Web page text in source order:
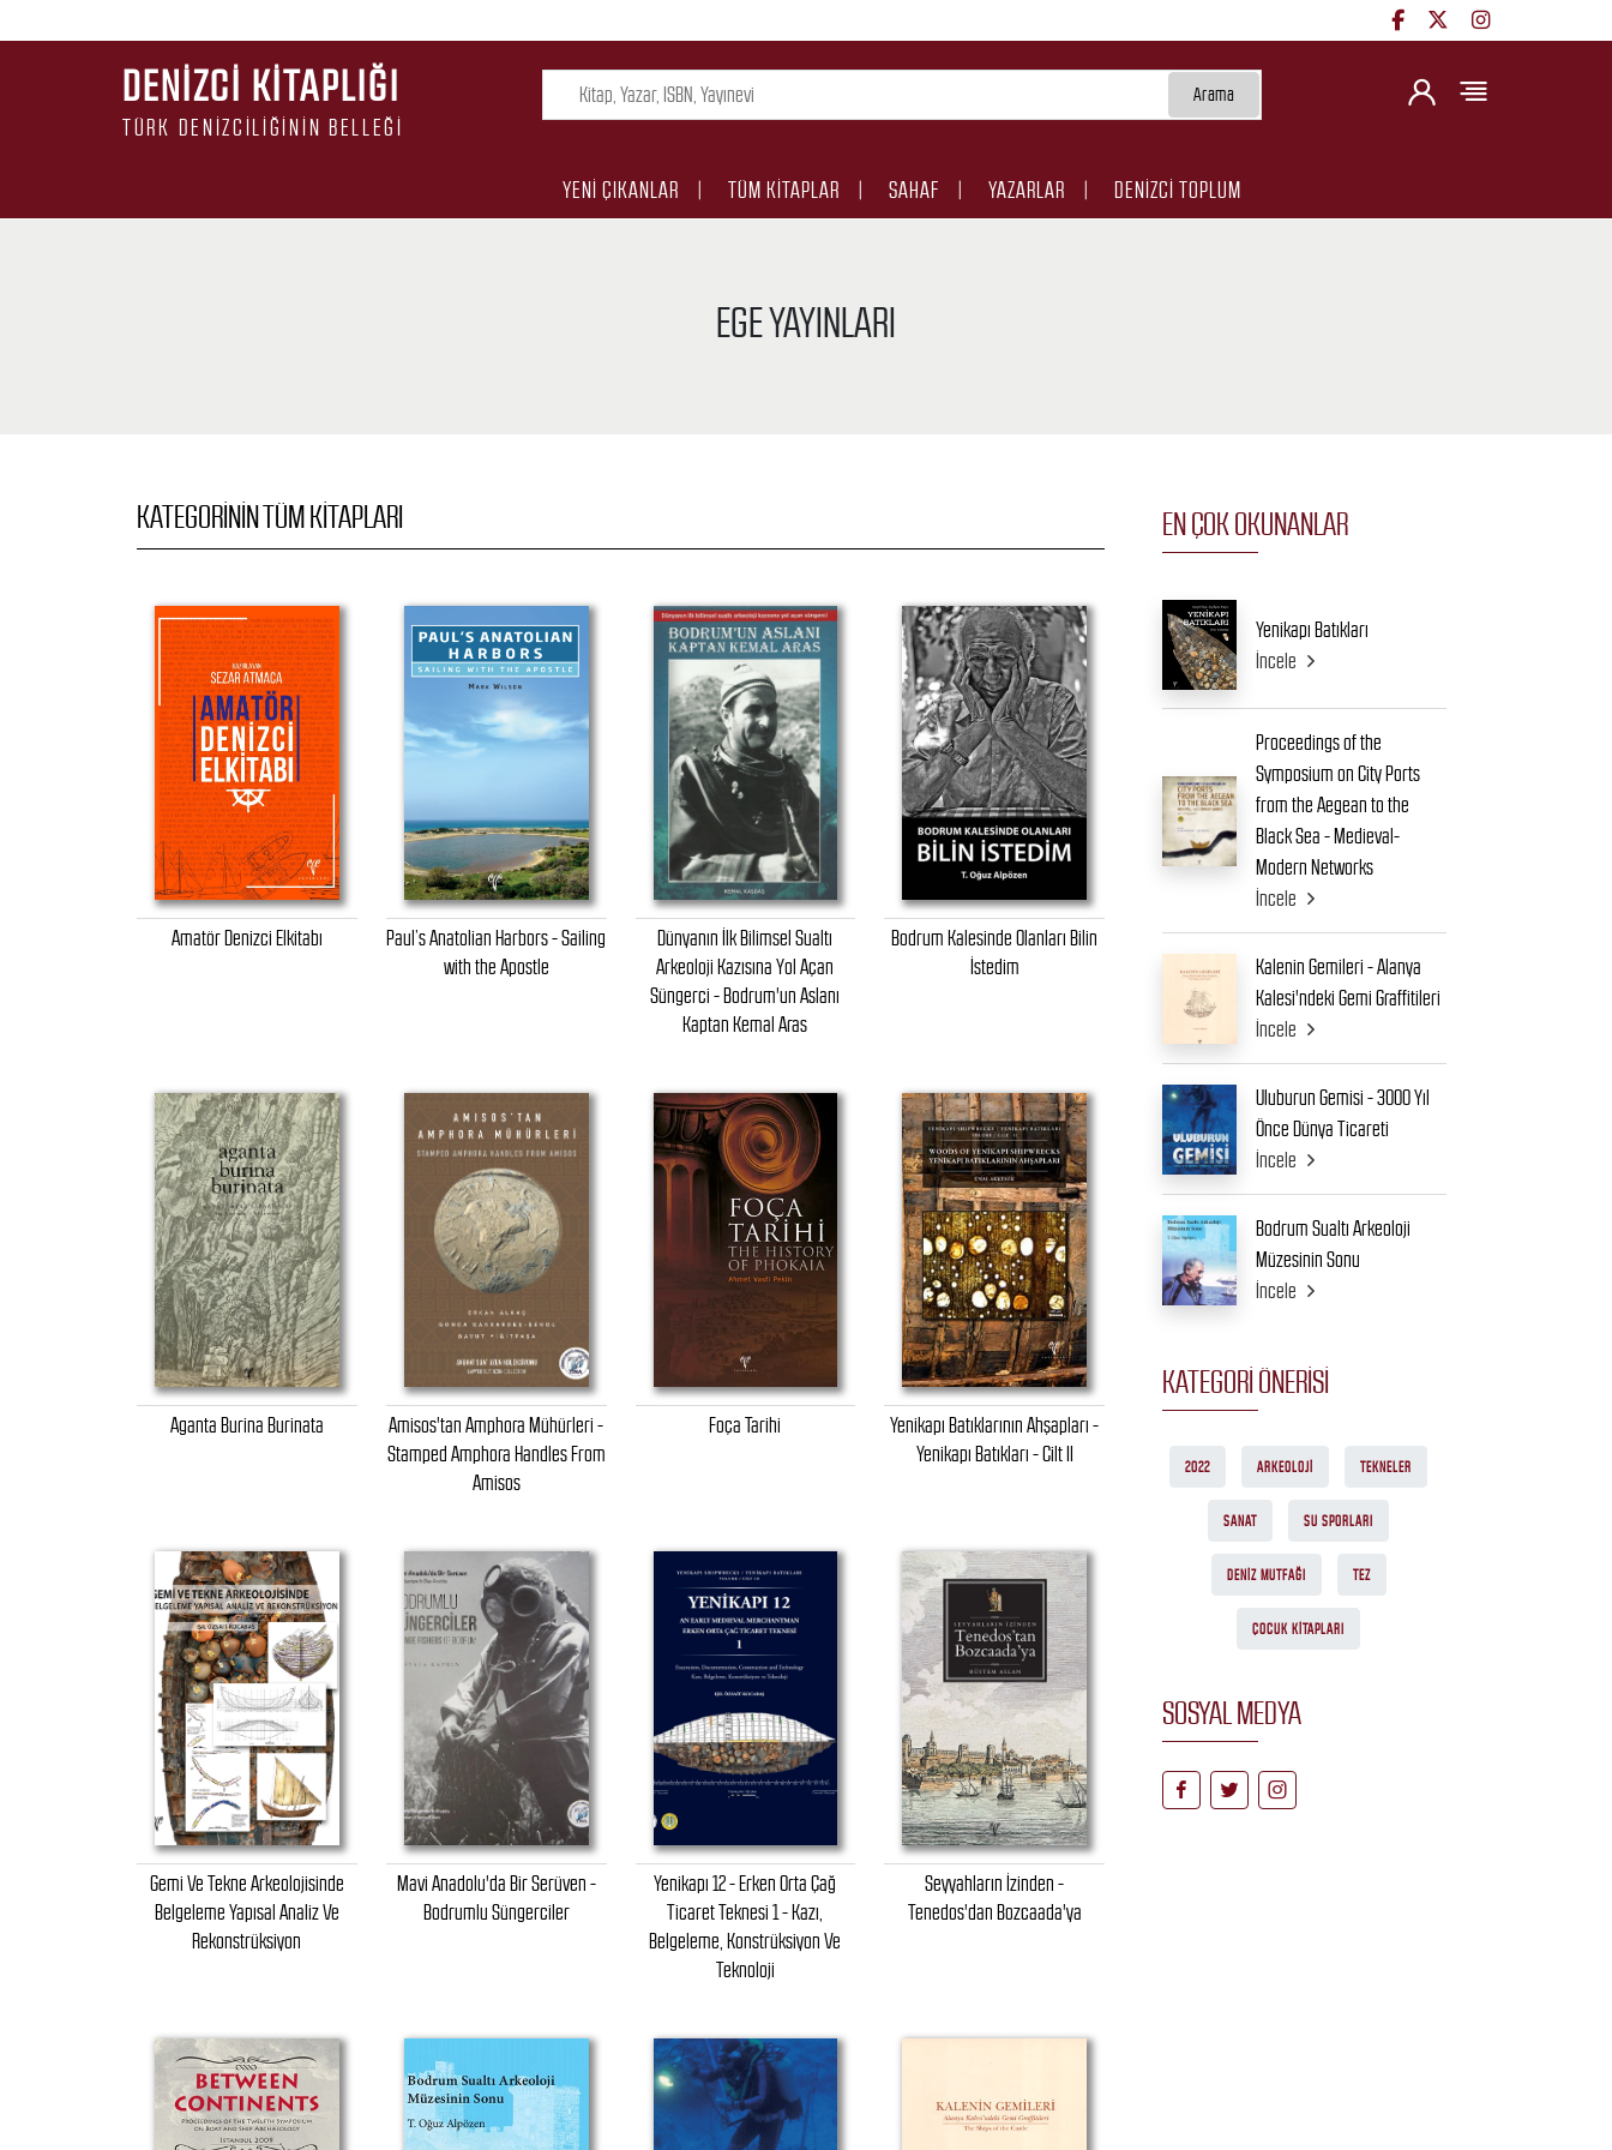
DENIZCI KITAPLIĞI
TÜRK DENIZCILIĞININ BELLEĞI
Arama
YENI ÇIKANLAR TÜM KITAPLAR SAHAF YAZARLAR DENİZCİ TOPLUM
EGE YAYINLARI
KATEGORININ TÜM KITAPLARI
Amatör Denizci Elkitabı
Paul’s Anatolian Harbors - Sailing
with the Apostle
Dünyanın İlk Bilimsel Sualtı
Arkeoloji Kazısına Yol Açan
Süngerci - Bodrum'un Aslanı
Kaptan Kemal Aras
Bodrum Kalesinde Olanları Bilin
İstedim
Aganta Burina Burinata
Amisos'tan Amphora Mühürleri -
Stamped Amphora Handles From
Amisos
Foça Tarihi
Yenikapı Batıklarının Ahşapları -
Yenikapı Batıkları - Cilt II
Gemi Ve Tekne Arkeolojisinde
Belgeleme Yapısal Analiz Ve
Rekonstrüksiyon
Mavi Anadolu'da Bir Serüven -
Bodrumlu Süngerciler
Yenikapı 12 - Erken Orta Çağ
Ticaret Teknesi 1 - Kazı,
Belgeleme, Konstrüksiyon Ve
Teknoloji
Seyyahların İzinden -
Tenedos'dan Bozcaada'ya
EN ÇOK OKUNANLAR
Yenikapı Batıkları
İncele
Proceedings of the
Symposium on City Ports
from the Aegean to the
Black Sea - Medieval-
Modern Networks
İncele
Kalenin Gemileri - Alanya
Kalesi'ndeki Gemi Graffitileri
İncele
Uluburun Gemisi - 3000 Yıl
Önce Dünya Ticareti
İncele
Bodrum Sualtı Arkeoloji
Müzesinin Sonu
İncele
KATEGORI ÖNERISI
2022 ARKEOLOJI TEKNELER
SANAT SU SPORLARI
DENIZ MUTFAĞI TEZ
ÇOCUK KITAPLARI
SOSYAL MEDYA